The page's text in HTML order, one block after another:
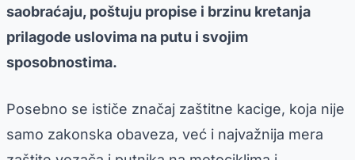
saobraćaju, poštuju propise i brzinu kretanja
prilagode uslovima na putu i svojim
sposobnostima.
Posebno se ističe značaj zaštitne kacige, koja nije
samo zakonska obaveza, već i najvažnija mera